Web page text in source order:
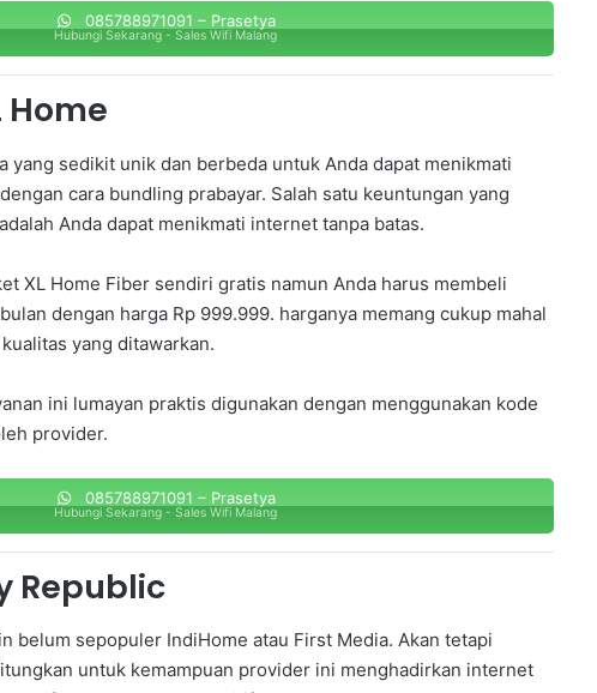
085788971091 – Prasetya
Hubungi Sekarang - Sales Wifi Malang
Home
yang sedikit unik dan berbeda untuk Anda dapat menikmati
cara bundling prabayar. Salah satu keuntungan yang
Anda dapat menikmati internet tanpa batas.
XL Home Fiber sendiri gratis namun Anda harus membeli
dengan harga Rp 999.999. harganya memang cukup mahal
yang ditawarkan.
ini lumayan praktis digunakan dengan menggunakan kode
provider.
085788971091 – Prasetya
Hubungi Sekarang - Sales Wifi Malang
Republic
belum sepopuler IndiHome atau First Media. Akan tetapi
untuk kemampuan provider ini menghadirkan internet